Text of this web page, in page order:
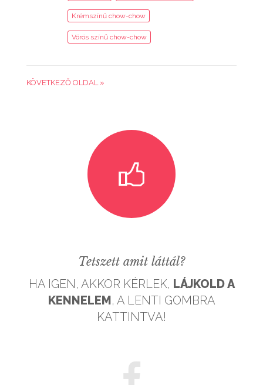
Krémszínű chow-chow
Vörös színű chow-chow
KÖVETKEZŐ OLDAL »
Tetszett amit láttál?
HA IGEN, AKKOR KÉRLEK, LÁJKOLD A
KENNELEM, A LENTI GOMBRA
KATTINTVA!